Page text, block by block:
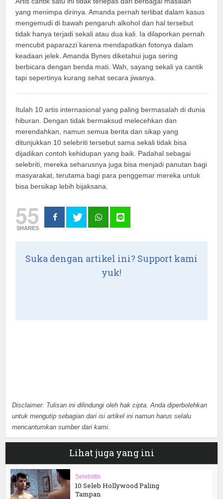
yang menimpa dirinya. Amanda pernah terlibat dalam kasus
mengemudi di bawah pengaruh alkohol dan hal tersebut
tidak hanya terjadi sekali atau dua kali. Ia dilaporkan pernah
mencubit paparazzi karena mendapatkan fotonya dalam
keadaan jelek. Amanda Bynes diketahui juga sering
berbicara dengan benda mati. Wah, sayang sekali ya cantik
tapi sepertinya kurang sehat secara jiwanya.
Itulah 10 artis internasional yang paling bermasalah di dunia
hiburan. Dengan tidak bermaksud melecehkan dan
merendahkan, namun semua berita dan sikap yang
ditunjukkan 10 selebriti tersebut sama sekali tidak bisa
dijadikan contoh kehidupan yang baik. Padahal sebagai
selebriti, mereka seharusnya juga bisa menjadi panutan bagi
masyarakat, terutama bagi para penggemar mereka untuk
bisa bersikap lebih bijaksana.
55
SHARES
Suka dengan artikel ini? Support kami
yuk!
Disclaimer: Tulisan ini dilindungi oleh hak cipta. Anda diperbolehkan
untuk mengutip sebagian dari isi artikel ini namun harus selalu
mencantumkan sumber dari kami.
Lihat juga yang ini
Selebritis
10 Seleb Hollywood Paling
Tampan